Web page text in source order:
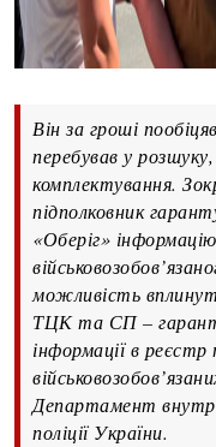
Він за гроші
перебував у
комплектування.
підполковник
«Оберіг»
можливість
ТЦК та СП –
інформації в реєстр
Департамент
поліції України.